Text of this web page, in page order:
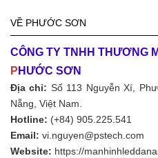
VỀ PHƯỚC SƠN
CÔNG TY TNHH THƯƠNG
P HƯỚC SƠN
Địa chỉ: Số 113 Nguyễn Xí,
Nẵng, Việt Nam.
Hotline: (+84) 905.225.541
Email: vi.nguyen@pstech.com
Website: https://